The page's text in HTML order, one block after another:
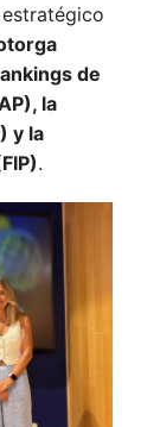
de
la
y la
.